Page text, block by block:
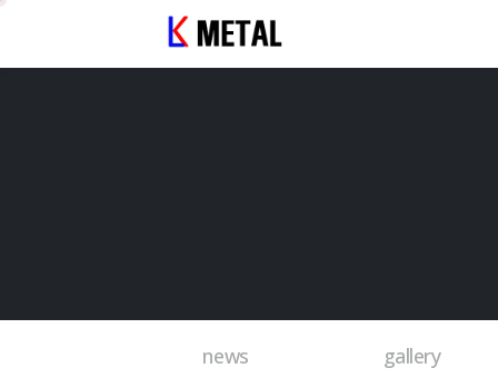
news gallery